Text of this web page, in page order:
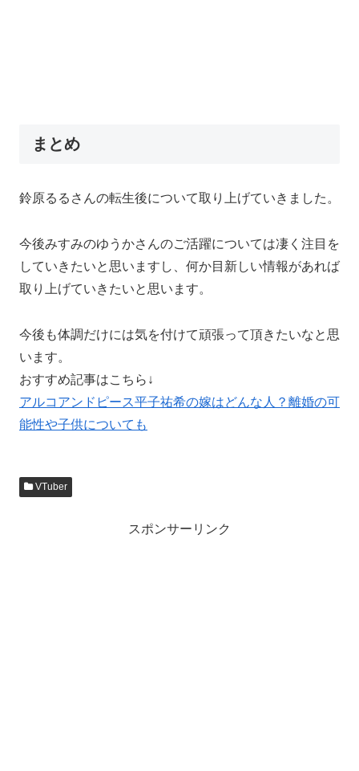
まとめ
鈴原るるさんの転生後について取り上げていきました。
今後みすみのゆうかさんのご活躍については凄く注目を
していきたいと思いますし、何か目新しい情報があれば
取り上げていきたいと思います。
今後も体調だけには気を付けて頑張って頂きたいなと思
います。
おすすめ記事はこちら↓
アルコアンドピース平子祐希の嫁はどんな人？離婚の可
能性や子供についても
VTuber
スポンサーリンク